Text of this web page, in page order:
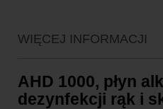
Kurier GLS
Kurier DPD
Kurier DPD pobraniowy
WIĘCEJ INFORMACJI
AHD 1000, płyn
dezynfekcji rąk i